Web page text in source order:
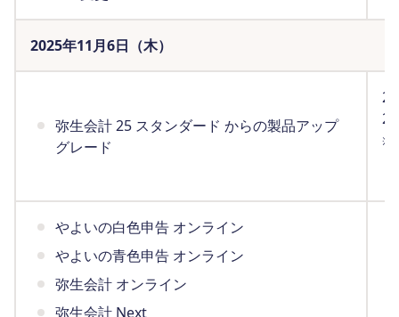
2025年11月6日（木）
弥生会計 25 スタンダード からの製品アップ
グレード
※
やよいの白色申告 オンライン
やよいの青色申告 オンライン
弥生会計 オンライン
弥生会計 Next